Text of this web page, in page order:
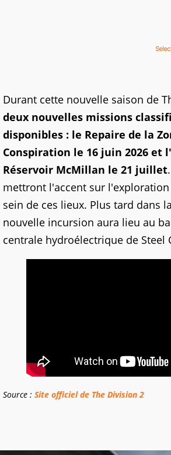
Durant cette nouvelle saison de
deux nouvelles missions
disponibles : le Repaire de la
Conspiration le 16 juin 2026 et
Réservoir McMillan le 21 juillet
mettront l'accent sur
sein de ces lieux. Plus tard dans
nouvelle incursion aura lieu au
centrale hydroélectrique de Steel
Source : Site officiel de The Division 2